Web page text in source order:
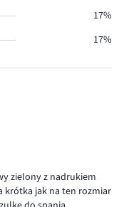
zielony z nadrukiem
krótka jak na ten rozmiar
17%
17%